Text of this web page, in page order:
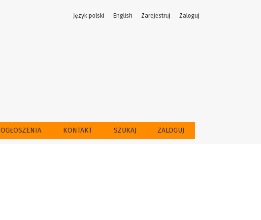
OGŁOSZENIA KONTAKT SZUKAJ ZALOGUJ
Język polski English Zarejestruj Zaloguj